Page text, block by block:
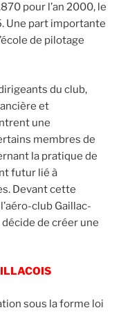
pour l’an 2000, le
Une part importante
de pilotage
du club,
et
une
membres de
la pratique de
futur lié à
Devant cette
club Gaillac-
de créer une
sous la forme loi